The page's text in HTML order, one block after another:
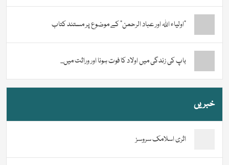
“اولیاء اللہ اور عباد الرحمن” کے موضوع پر مستند کتاب
باپ کی زندگی میں اولاد کا فوت ہونا اور وراثت میں...
خبریں
اثری اسلامک سروسز